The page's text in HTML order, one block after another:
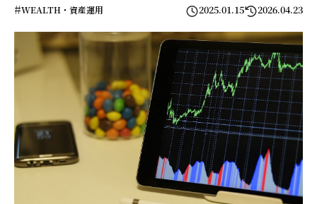
#WEALTH・資産運用 2025.01.15 2026.04.23